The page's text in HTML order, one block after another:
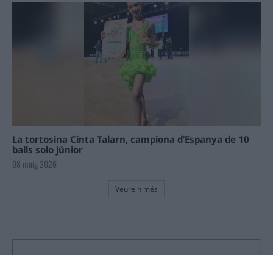
La tortosina Cinta Talarn, campiona d’Espanya de 10
balls solo júnior
08 maig 2026
Veure'n més